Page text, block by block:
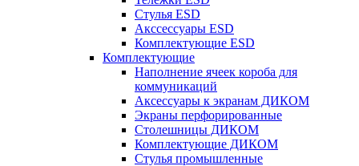
Стулья ESD
Акссессуары ESD
Комплектующие ESD
Комплектующие
Наполнение ячеек короба для
коммуникаций
Аксессуары к экранам ДИКОМ
Экраны перфорированные
Cтолешницы ДИКОМ
Комплектующие ДИКОМ
Стулья промышленные